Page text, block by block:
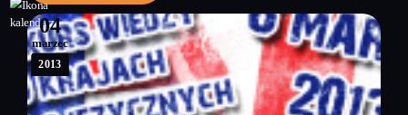
04
marzec
2013